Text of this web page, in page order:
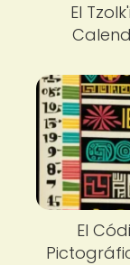
El
El